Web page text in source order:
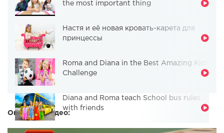
the most important thing
Настя и её новая кровать-карета для
принцессы
Roma and Diana in the Best Amazing Kids
Challenge
Diana and Roma teach School bus rules
with friends
Описание видео: